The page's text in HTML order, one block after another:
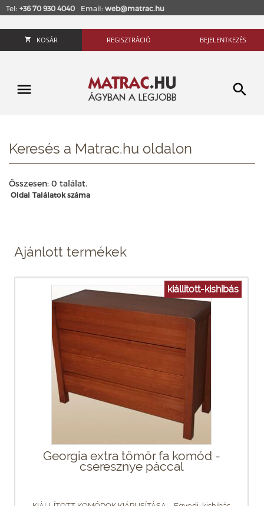
Tel: +36 70 930 4040 Email: web@matrac.hu
KOSÁR REGISZTRÁCIÓ BEJELENTKEZÉS
Keresés a Matrac.hu oldalon
Összesen: 0 találat.
Oldal Találatok száma
Ajánlott termékek
kiállitott-kishibás
Georgia extra tömör fa komód -
cseresznye páccal